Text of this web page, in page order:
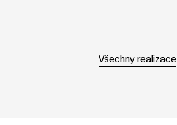
Všechny realizace